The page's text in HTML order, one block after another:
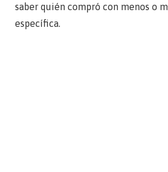
saber quién compró con menos o
específica.